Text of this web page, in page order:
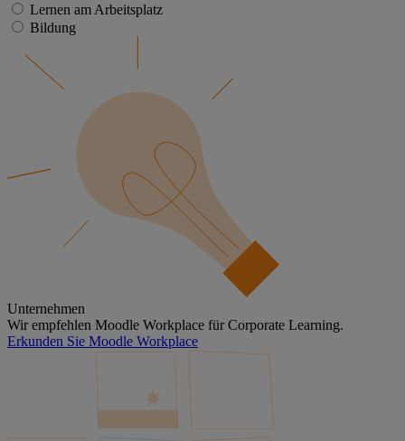
Lernen am Arbeitsplatz
Bildung
Unternehmen
Wir empfehlen Moodle Workplace für Corporate Learning.
Erkunden Sie Moodle Workplace